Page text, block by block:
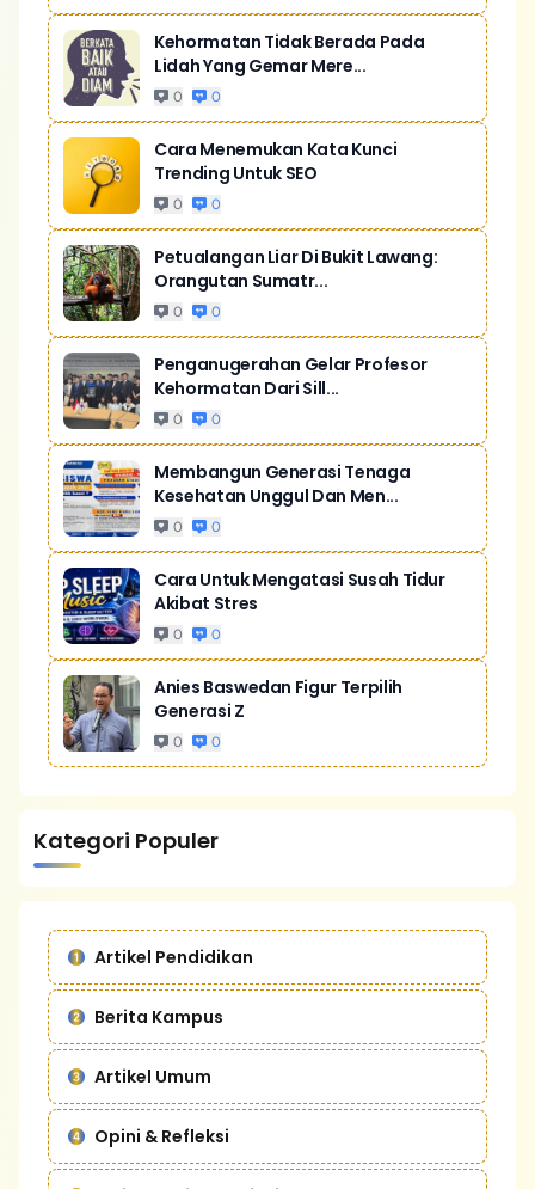
Kehormatan Tidak Berada Pada
Lidah Yang Gemar Mere...
0 0
Cara Menemukan Kata Kunci
Trending Untuk SEO
0 0
Petualangan Liar Di Bukit Lawang:
Orangutan Sumatr...
0 0
Penganugerahan Gelar Profesor
Kehormatan Dari Sill...
0 0
Membangun Generasi Tenaga
Kesehatan Unggul Dan Men...
0 0
Cara Untuk Mengatasi Susah Tidur
Akibat Stres
0 0
Anies Baswedan Figur Terpilih
Generasi Z
0 0
Kategori Populer
Artikel Pendidikan
Berita Kampus
Artikel Umum
Opini & Refleksi